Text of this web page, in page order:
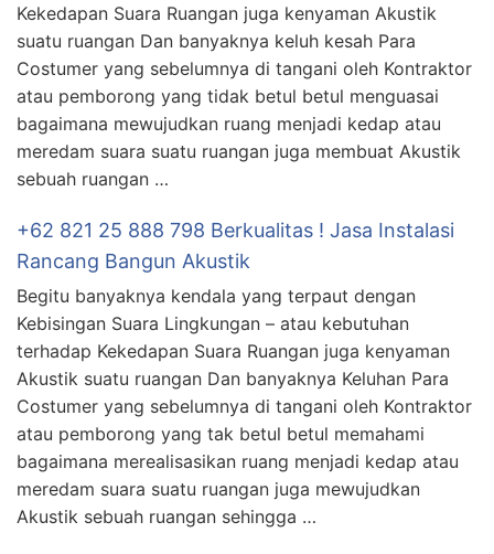
Kekedapan Suara Ruangan juga kenyaman Akustik
suatu ruangan Dan banyaknya keluh kesah Para
Costumer yang sebelumnya di tangani oleh Kontraktor
atau pemborong yang tidak betul betul menguasai
bagaimana mewujudkan ruang menjadi kedap atau
meredam suara suatu ruangan juga membuat Akustik
sebuah ruangan …
+62 821 25 888 798 Berkualitas ! Jasa Instalasi
Rancang Bangun Akustik
Begitu banyaknya kendala yang terpaut dengan
Kebisingan Suara Lingkungan – atau kebutuhan
terhadap Kekedapan Suara Ruangan juga kenyaman
Akustik suatu ruangan Dan banyaknya Keluhan Para
Costumer yang sebelumnya di tangani oleh Kontraktor
atau pemborong yang tak betul betul memahami
bagaimana merealisasikan ruang menjadi kedap atau
meredam suara suatu ruangan juga mewujudkan
Akustik sebuah ruangan sehingga …